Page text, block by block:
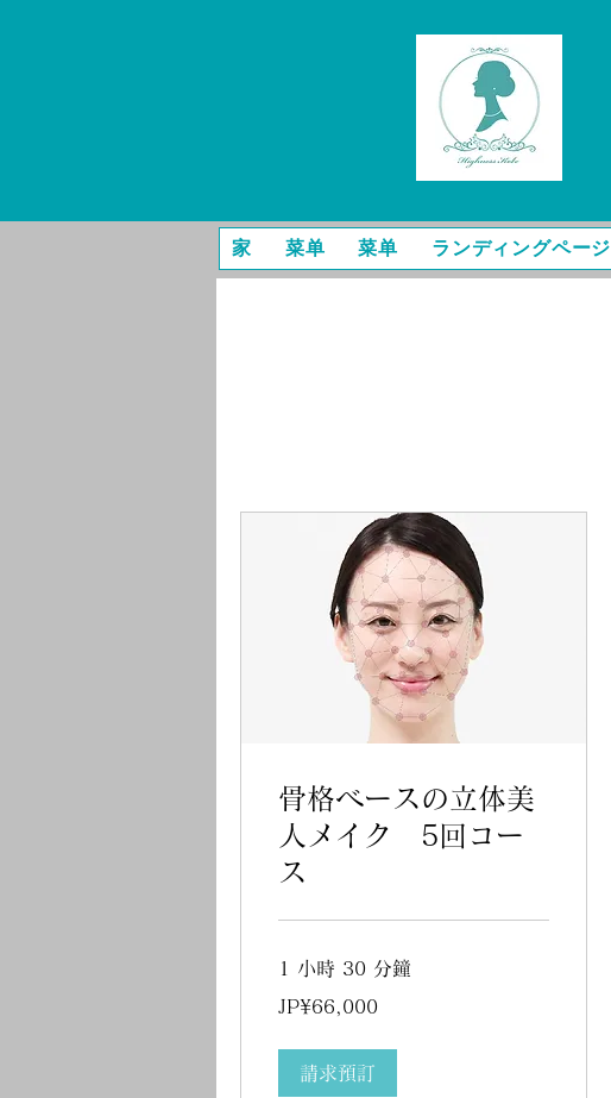
家 菜单 菜单 ランディングページ
骨格ベースの立体美
人メイク 5回コー
ス
1 小時 30 分鐘
日
JP¥66,000
請求預訂